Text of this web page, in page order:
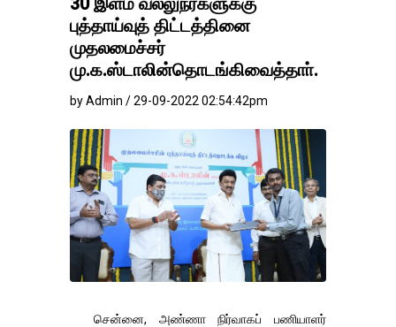
புத்தாய்வுத் திட்டத்தினை
முதலமைச்சர்
மு.க.ஸ்டாலின்தொடங்கிவைத்தாா்.
by Admin / 29-09-2022 02:54:42pm
சென்னை, அண்ணா நிர்வாகப் பணியாளர்